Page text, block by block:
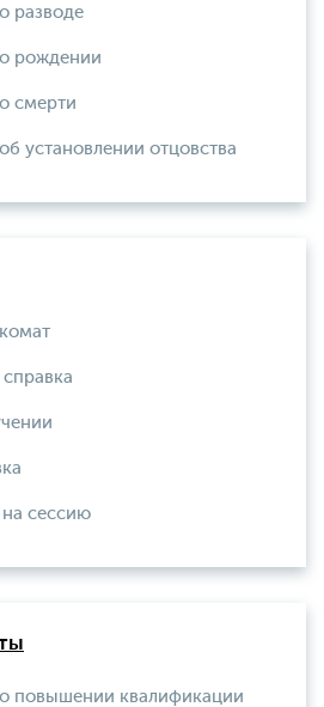
разводе
рождении
смерти
установлении отцовства
сессию
повышении квалификации